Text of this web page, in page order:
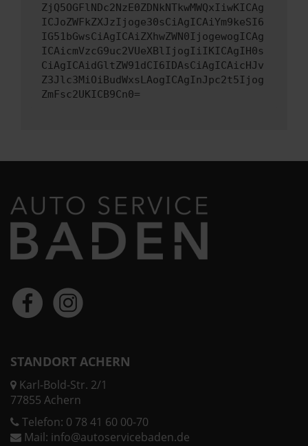
ZjQ5OGFlNDc2NzE0ZDNkNTkwMWQxIiwKICAg
ICJoZWFkZXJzIjoge30sCiAgICAiYm9keSI6
IG51bGwsCiAgICAiZXhwZWN0IjogewogICAg
ICAicmVzcG9uc2VUeXBlIjogIiIKICAgIH0s
CiAgICAidGltZW91dCI6IDAsCiAgICAicHJv
Z3Jlc3MiOiBudWxsLAogICAgInJpc2t5Ijog
ZmFsc2UKICB9Cn0=
STANDORT ACHERN
Karl-Bold-Str. 2/1
77855 Achern
Telefon: 0 78 41 60 00-70
Mail: info@autoservicebaden.de